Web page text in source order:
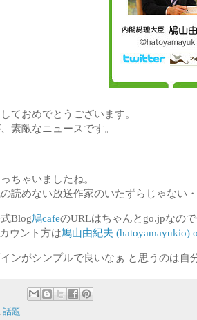
ておめでとうございます。
素敵なニュースです。
ちゃいましたね。
読めない放送作家のいたずらじゃない・
Blog鳩cafeのURLはちゃんとgo.jpなの
ウント方は鳩山由紀夫 (hatoyamayukio)
ンがシンプルで良いなぁ と思うのは自
話題